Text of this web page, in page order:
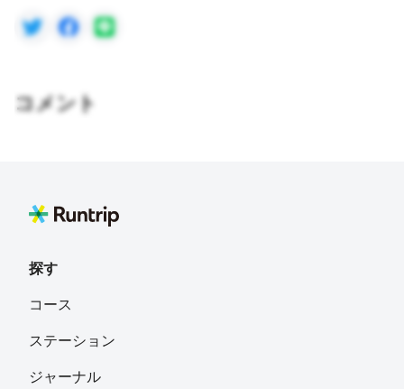
コメント
探す
コース
ステーション
ジャーナル